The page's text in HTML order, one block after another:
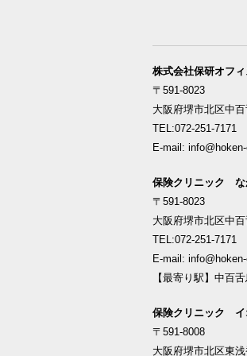
株式会社保研オフ
〒591-8023
大阪府堺市北区中
TEL:072-251-7171
E-mail:
保険クリニック な
〒591-8023
大阪府堺市北区中
TEL:072-251-7171
E-mail:
【最寄り駅】中百
保険クリニック イ
〒591-8008
大阪府堺市北区東